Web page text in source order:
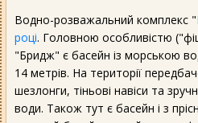
Водно-розважальний комплекс "
році. Головною особливістю
"Бридж" є басейн із морською
14 метрів. На території
шезлонги, тіньові навіси та
води. Також тут є басейн і з